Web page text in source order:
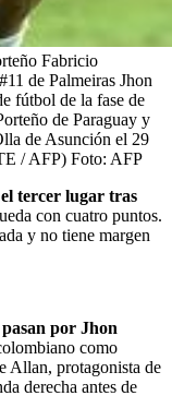
Fabricio
de Palmeiras Jhon
fútbol de la fase de
de Paraguay y
de Asunción el 29
/ AFP) Foto: AFP
tercer lugar tras
con cuatro puntos.
y no tiene margen
por Jhon
como
Allan, protagonista de
derecha antes de